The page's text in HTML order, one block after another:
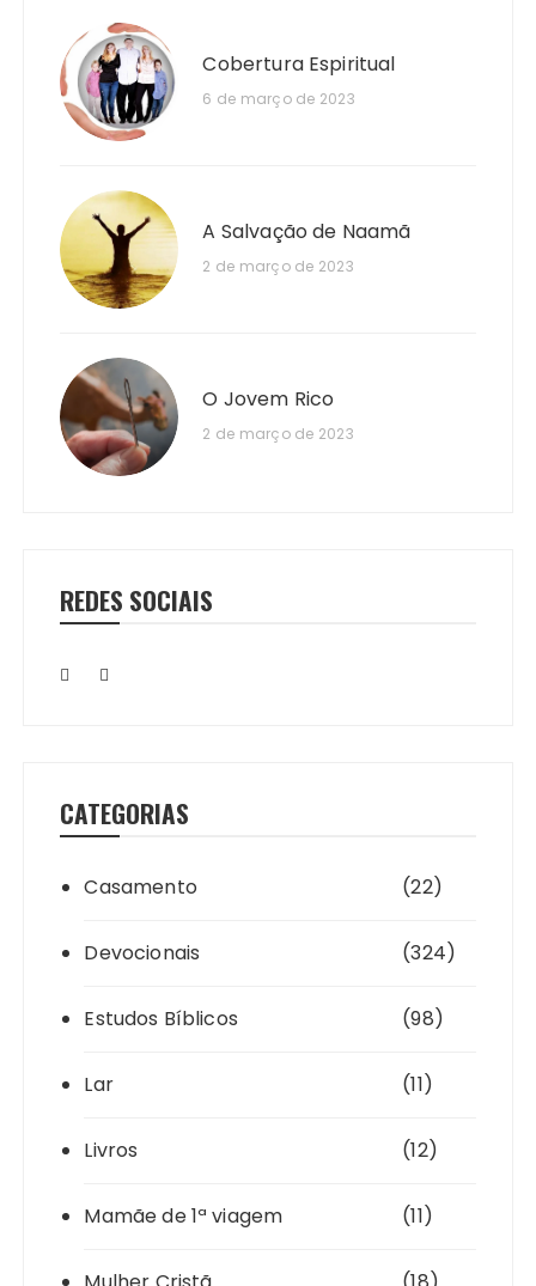
Cobertura Espiritual
6 de março de 2023
A Salvação de Naamã
2 de março de 2023
O Jovem Rico
2 de março de 2023
REDES SOCIAIS
CATEGORIAS
Casamento (22)
Devocionais (324)
Estudos Bíblicos (98)
Lar (11)
Livros (12)
Mamãe de 1ª viagem (11)